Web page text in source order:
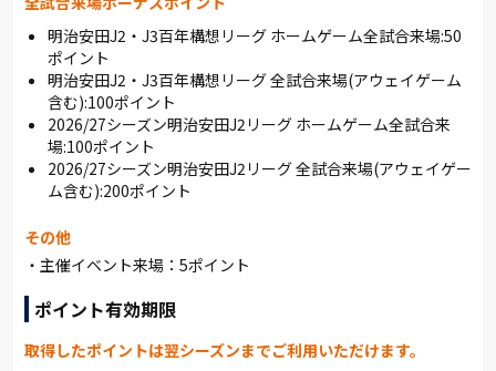
明治安田J2・J3百年構想リーグ ホームゲーム全試合来場:50
ポイント
明治安田J2・J3百年構想リーグ 全試合来場(アウェイゲーム
含む):100ポイント
2026/27シーズン明治安田J2リーグ ホームゲーム全試合来
場:100ポイント
2026/27シーズン明治安田J2リーグ 全試合来場(アウェイゲー
ム含む):200ポイント
その他
・主催イベント来場：5ポイント
ポイント有効期限
取得したポイントは翌シーズンまでご利用いただけます。